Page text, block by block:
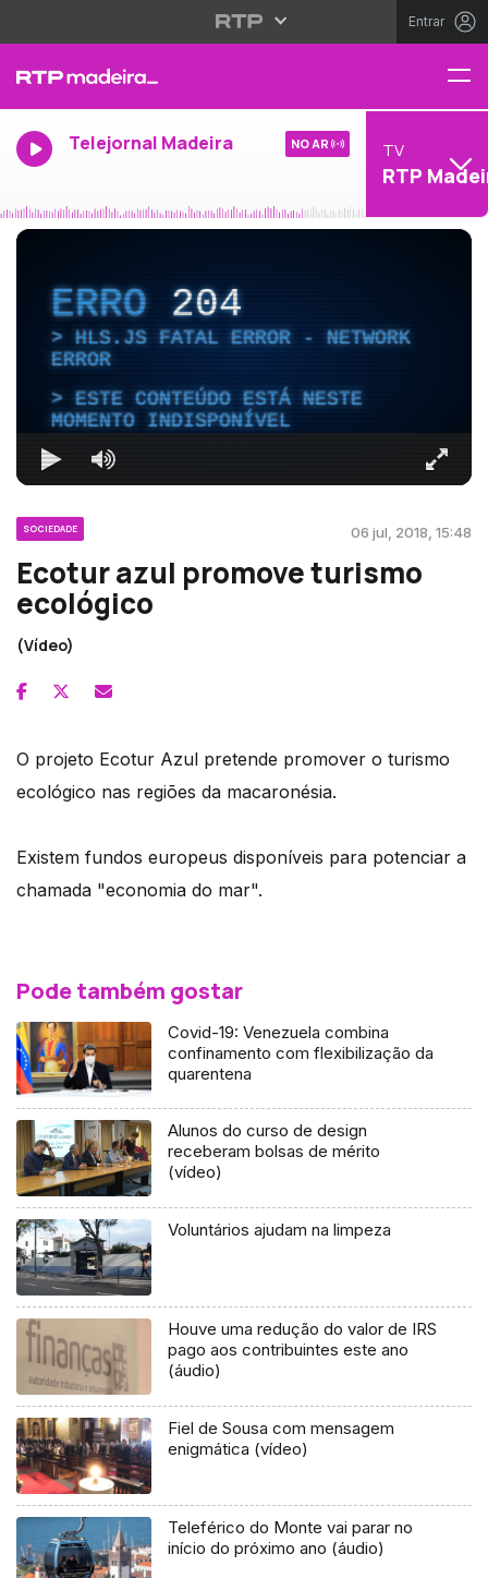
Entrar
Telejornal Madeira NO AR TV
RTP
ERRO204
HLS.JS FATAL ERROR - NETWORK
ERROR
ESTE CONTEÚDO ESTÁ NESTE
MOMENTO INDISPONÍVEL
SOCIEDADE 06 jul, 2018, 15:48
Ecotur azul promove turismo
ecológico
(Vídeo)
O projeto Ecotur Azul pretende promover o turismo
ecológico nas regiões da macaronésia.
Existem fundos europeus disponíveis para potenciar a
chamada "economia do mar".
Pode também gostar
Covid-19: Venezuela combina
confinamento com flexibilização da
quarentena
Alunos do curso de design
receberam bolsas de mérito
(vídeo)
Voluntários ajudam na limpeza
Houve uma redução do valor de IRS
pago aos contribuintes este ano
(áudio)
Fiel de Sousa com mensagem
enigmática (vídeo)
Teleférico do Monte vai parar no
início do próximo ano (áudio)